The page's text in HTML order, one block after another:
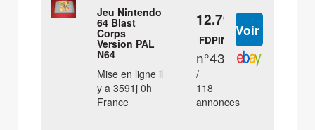
Jeu Nintendo
64 Blast
Corps
Version PAL
N64
Mise en ligne il
y a 3591j 0h
France
12.79 €
FDPIN
n°43
/
118
annonces